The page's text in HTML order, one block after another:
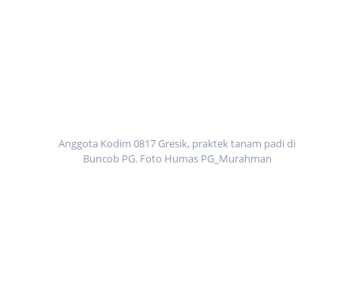
Anggota Kodim 0817 Gresik, praktek tanam padi di
Buncob PG. Foto Humas PG_Murahman